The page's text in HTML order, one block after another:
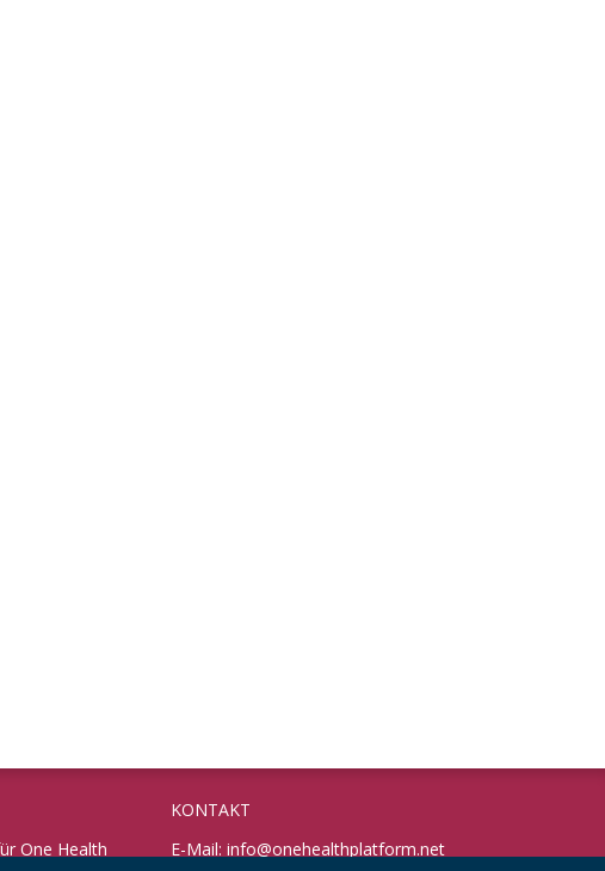
One Health
KONTAKT
E-Mail: info@onehealthplatform.net